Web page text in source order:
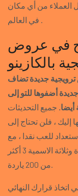
العملاء من أي مكان
في العالم .
في عروض
بالكازينو
جديدة تضاف
أضفوها للتو إلى
أيضا. جميع التحديثات
، فلن تحتاج إلى
للعب نقدا ، مع
اثنين من 5 الاسمية تمتد على مدى 600 ياردة وثلاثة الاسمية 3 أكثر
من 200 ياردة.
اتخاذ قرارك النهائي